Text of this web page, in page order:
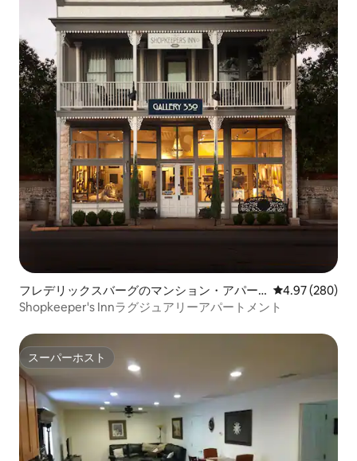
フレデリックスバーグのマンション・アパー
ト
レビュー280
4.97 (280)
Shopkeeper's Innラグジュアリーアパートメント
スーパーホスト
スーパーホスト